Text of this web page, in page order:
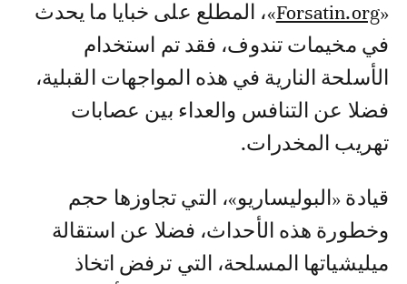
«
Forsatin.org»، المطلع على خبايا ما يحدث
في مخيمات تندوف، فقد تم استخدام
الأسلحة النارية في هذه المواجهات القبلية،
فضلا عن التنافس والعداء بين عصابات
تهريب المخدرات.
قيادة «البوليساريو»، التي تجاوزها حجم
وخطورة هذه الأحداث، فضلا عن استقالة
ميليشياتها المسلحة، التي ترفض اتخاذ